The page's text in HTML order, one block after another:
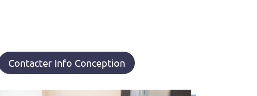
Contacter Info Conception